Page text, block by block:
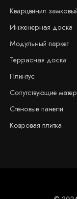
Кварцвинил
Инженерная доска
Модульный паркет
Террасная доска
Плинтус
Сопутствующие
Стеновые панели
Ковровая плитка